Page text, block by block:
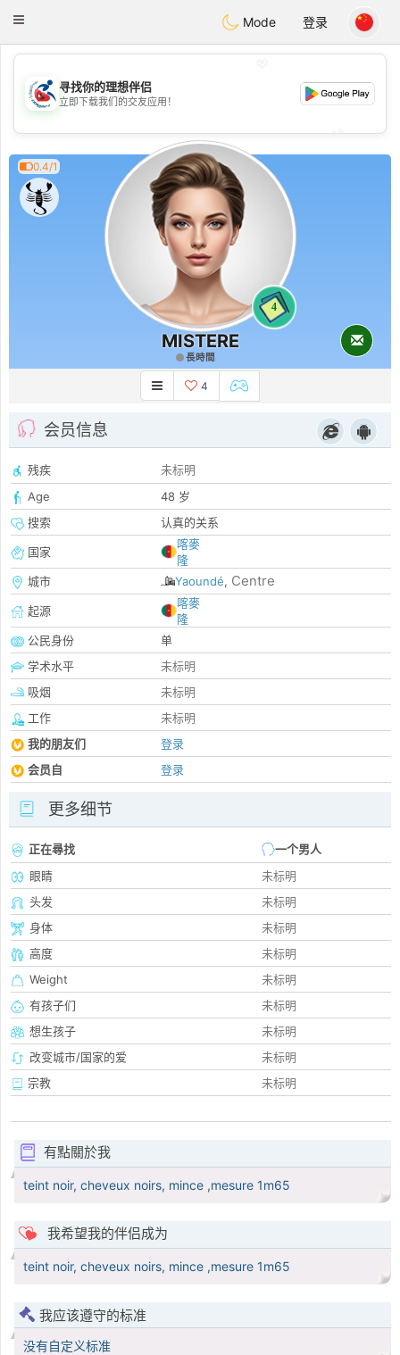
Handi Space
Toggle
Mode 登录
💖
💕
💕
寻找你的理想伴侣
立即下载我们的交友应用！
0.4/1
4
MISTERE
長時間
4
会员信息
残疾
未标明
Age
48 岁
搜索
认真的关系
国家
喀麥
隆
城市
Yaoundé, Centre
起源
喀麥
隆
公民身份
单
学术水平
未标明
吸烟
未标明
工作
未标明
我的朋友们
登录
会员自
登录
更多细节
正在尋找
一个男人
眼睛
未标明
头发
未标明
身体
未标明
高度
未标明
Weight
未标明
有孩子们
未标明
想生孩子
未标明
改变城市/国家的爱
未标明
宗教
未标明
有點關於我
teint noir, cheveux noirs, mince ,mesure 1m65
我希望我的伴侣成为
teint noir, cheveux noirs, mince ,mesure 1m65
我应该遵守的标准
没有自定义标准